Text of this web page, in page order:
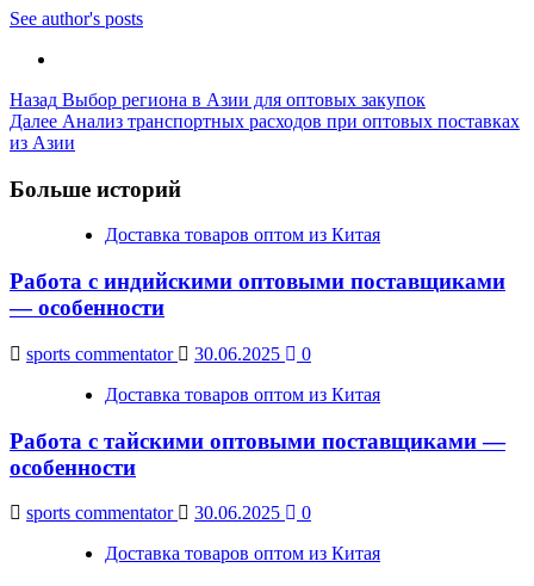
See author's posts
Post
Navigation
Назад Выбор региона в Азии для оптовых закупок
Далее Анализ транспортных расходов при оптовых поставках
из Азии
Больше историй
Доставка товаров оптом из Китая
Работа с индийскими оптовыми поставщиками
— особенности
sports commentator 30.06.2025
0
Доставка товаров оптом из Китая
Работа с тайскими оптовыми поставщиками —
особенности
sports commentator 30.06.2025
0
Доставка товаров оптом из Китая